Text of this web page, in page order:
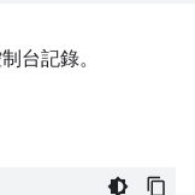
台記錄。